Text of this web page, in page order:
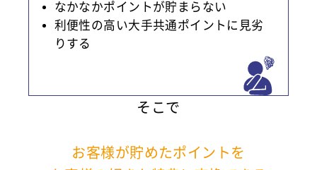
なかなかポイントが貯まらない
利便性の高い大手共通ポイントに見劣
りする
そこで
お客様が貯めたポイントを